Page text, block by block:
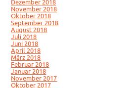
Dezember 2018
November 2018
Oktober 2018
September 2018
August 2018
Juli 2018
Juni 2018
April 2018
März 2018
Februar 2018
Januar 2018
November 2017
Oktober 2017